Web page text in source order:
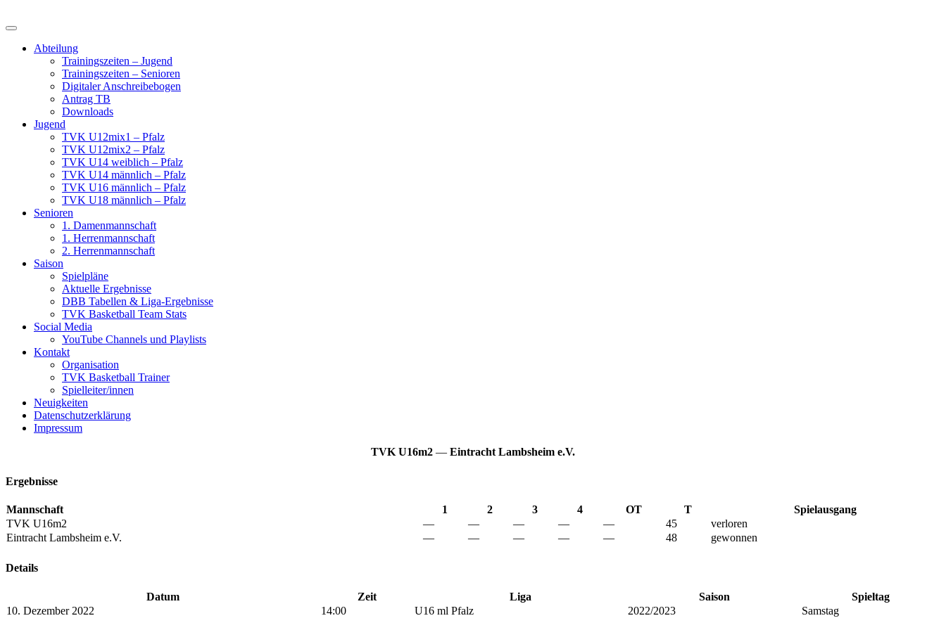
to
Abteilung
Trainingszeiten – Jugend
Trainingszeiten – Senioren
Digitaler Anschreibebogen
Antrag TB
Downloads
Jugend
TVK U12mix1 – Pfalz
TVK U12mix2 – Pfalz
TVK U14 weiblich – Pfalz
TVK U14 männlich – Pfalz
TVK U16 männlich – Pfalz
TVK U18 männlich – Pfalz
Senioren
1. Damenmannschaft
1. Herrenmannschaft
2. Herrenmannschaft
Saison
Spielpläne
Aktuelle Ergebnisse
DBB Tabellen & Liga-Ergebnisse
TVK Basketball Team Stats
Social Media
YouTube Channels und Playlists
Kontakt
Organisation
TVK Basketball Trainer
Spielleiter/innen
Neuigkeiten
Datenschutzerklärung
Impressum
TVK U16m2 — Eintracht Lambsheim e.V.
Ergebnisse
Mannschaft 1 2 3 4 OT T
Spielausgang
TVK U16m2
— — — — — 45
verloren
Eintracht Lambsheim e.V.
— — — — — 48 gewonnen
Details
Datum Zeit Liga Saison
Spieltag
10. Dezember 2022
14:00 U16 ml Pfalz 2022/2023 Samstag